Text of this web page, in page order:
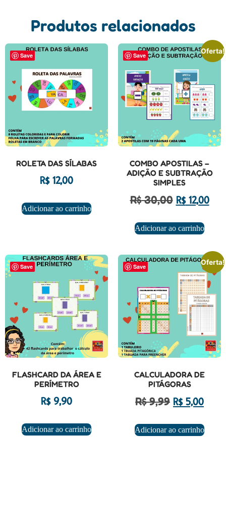
Produtos relacionados
Save
ROLETA DAS SÍLABAS
R$12,00
Adicionar ao carrinho
Save
Oferta!
COMBO APOSTILAS –
ADIÇÃO E SUBTRAÇÃO
SIMPLES
R$30,00 R$12,00
Adicionar ao carrinho
Save
FLASHCARD DA ÁREA E
PERÍMETRO
R$9,90
Adicionar ao carrinho
Save
Oferta!
CALCULADORA DE
PITÁGORAS
R$9,99 R$5,00
Adicionar ao carrinho